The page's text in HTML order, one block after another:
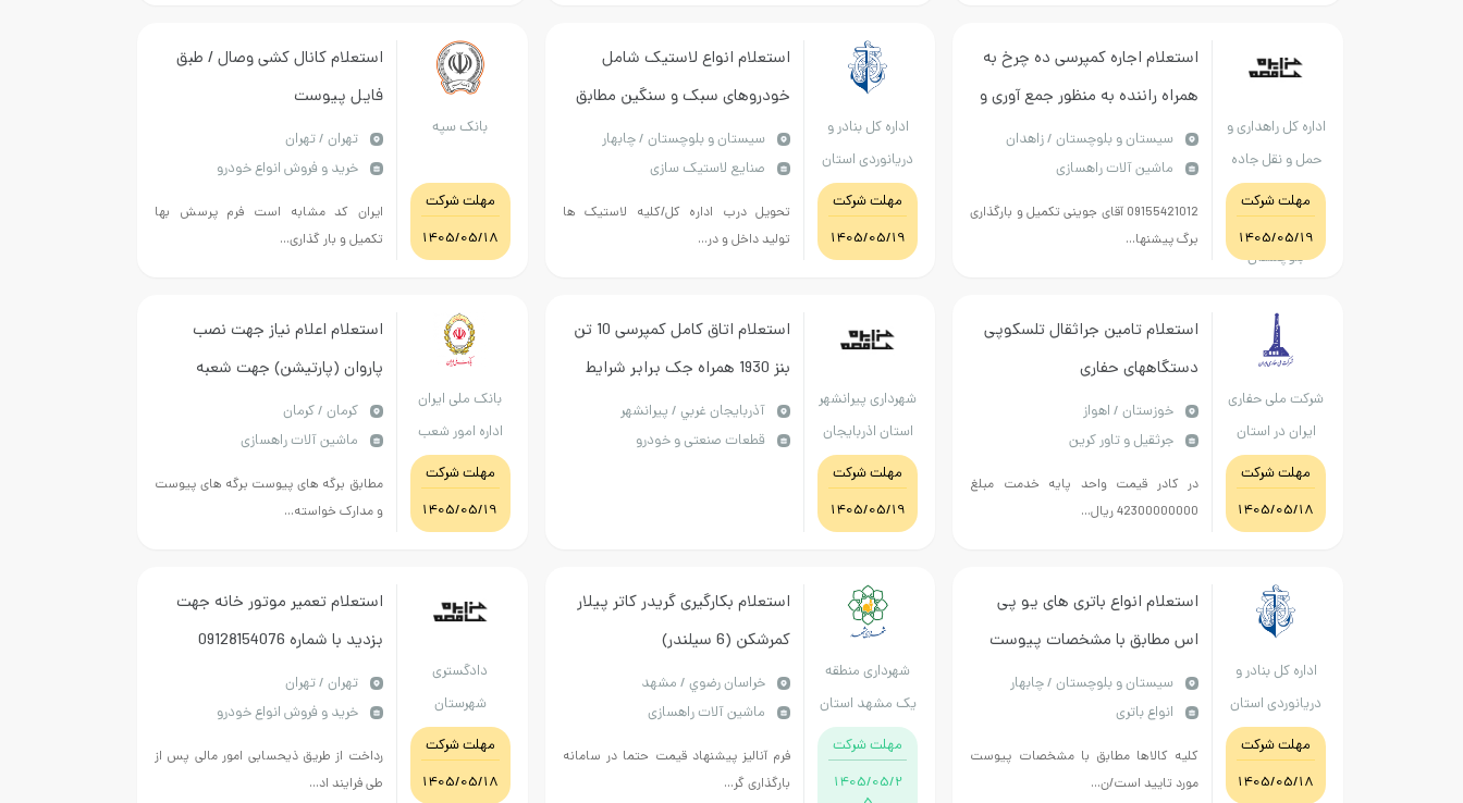
اداره کل راهداری و
حمل و نقل جاده
ای استان
بلوچستان
مهلت شرکت
1405/05/19
استعلام اجاره کمپرسی ده چرخ به
همراه راننده به منظور جمع آوری و
بارگیری و حمل ماسه بادی واقع در
حوزه استحفاظی شهرستان زهک
(طبق فایل پیوست)
سيستان و بلوچستان / زاهدان
ماشین آلات راهسازی
09155421012 آقای جوینی تکمیل و بارگذاری
برگ پیشنها...
اداره کل بنادر و
دریانوردی استان
سیستان و
مهلت شرکت
1405/05/19
استعلام انواع لاستیک شامل
خودروهای سبک و سنگین مطابق
با لیت پیوست
سيستان و بلوچستان / چابهار
صنایع لاستیک سازی
تحویل درب اداره کل/کلیه لاستیک ها
تولید داخل و در...
بانک سپه
مهلت شرکت
1405/05/18
استعلام کانال کشی وصال / طبق
فایل پیوست
تهران / تهران
خرید و فروش انواع خودرو
ایران کد مشابه است فرم پرسش بها
تکمیل و بار گذاری...
شرکت ملی حفاری
ایران در استان
خوزستان
مهلت شرکت
1405/05/18
استعلام تامین جراثقال تلسکوپی
دستگاههای حفاری
خوزستان / اهواز
جرثقیل و تاور کرین
در کادر قیمت واحد پایه خدمت مبلغ
42300000000 ریال...
شهرداری پیرانشهر
استان اذربایجان
غربی
مهلت شرکت
1405/05/19
استعلام اتاق کامل کمپرسی 10 تن
بنز 1930 همراه جک برابر شرایط
خصوصی پیوستی و کاتالوگ .
پرداخت بعد از تایید شرایط فنی
آذربايجان غربي / پیرانشهر
قطعات صنعتی و خودرو
بانک ملی ایران
اداره امور شعب
استان کرمان
مهلت شرکت
1405/05/19
استعلام اعلام نیاز جهت نصب
پاروان (پارتیشن) جهت شعبه
سپهبد شهید حاج قاسم سلیمانی
كرمان / کرمان
ماشین آلات راهسازی
مطابق برگه های پیوست برگه های پیوست
و مدارک خواسته...
اداره کل بنادر و
دریانوردی استان
سیستان و
مهلت شرکت
1405/05/18
استعلام انواع باتری های یو پی
اس مطابق با مشخصات پیوست
سيستان و بلوچستان / چابهار
انواع باتری
کلیه کالاها مطابق با مشخصات پیوست
مورد تایید است/ن...
شهرداری منطقه
یک مشهد استان
خراسان رضوی
مهلت شرکت
1405/05/2
استعلام بکارگیری گریدر کاتر پیلار
کمرشکن (6 سیلندر)
خراسان رضوي / مشهد
ماشین آلات راهسازی
فرم آنالیز پیشنهاد قیمت حتما در سامانه
بارگذاری گر...
دادگستری
شهرستان
پاکدشت
مهلت شرکت
1405/05/18
استعلام تعمیر موتور خانه جهت
بزدید با شماره 09128154076
تماس بگیرید-حمزه پور پیش
فاکتور ضروری می باشد تمامی
موارد در عکس های پیوستی باید
تعویض شود.
تهران / تهران
خرید و فروش انواع خودرو
رداخت از طریق ذیحسابی امور مالی پس از
طی فرایند اد...